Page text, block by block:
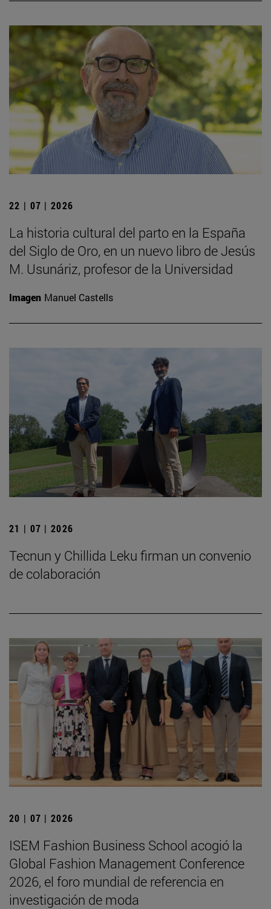
22 | 07 | 2026
La historia cultural del parto en la España
del Siglo de Oro, en un nuevo libro de Jesús
M. Usunáriz, profesor de la Universidad
Imagen Manuel Castells
21 | 07 | 2026
Tecnun y Chillida Leku firman un convenio
de colaboración
20 | 07 | 2026
ISEM Fashion Business School acogió la
Global Fashion Management Conference
2026, el foro mundial de referencia en
investigación de moda